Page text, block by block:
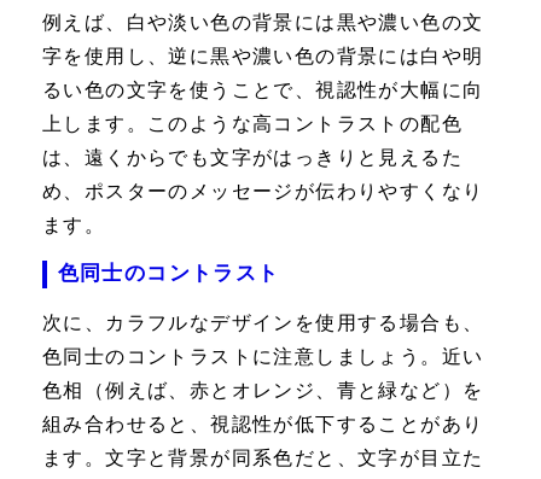
例えば、白や淡い色の背景には黒や濃い色の文
字を使用し、逆に黒や濃い色の背景には白や明
るい色の文字を使うことで、視認性が大幅に向
上します。このような高コントラストの配色
は、遠くからでも文字がはっきりと見えるた
め、ポスターのメッセージが伝わりやすくなり
ます。
色同士のコントラスト
次に、カラフルなデザインを使用する場合も、
色同士のコントラストに注意しましょう。近い
色相（例えば、赤とオレンジ、青と緑など）を
組み合わせると、視認性が低下することがあり
ます。文字と背景が同系色だと、文字が目立た